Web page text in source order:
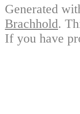
Generated
Brachhold.
If you have